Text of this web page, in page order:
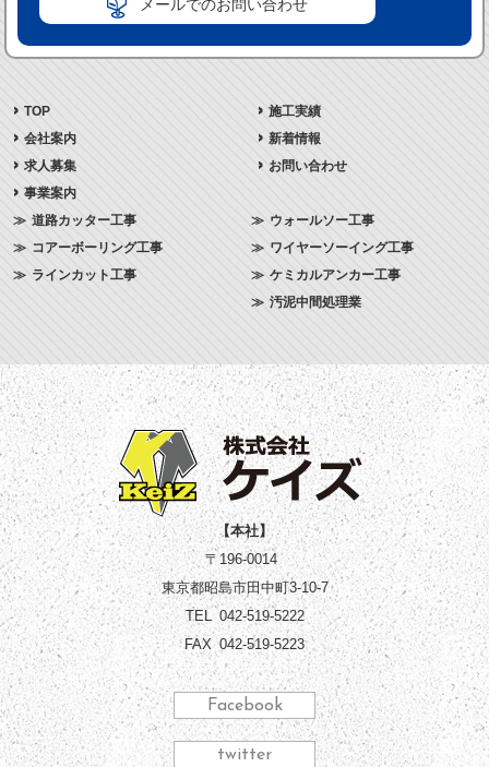
メールでのお問い合わせ
TOP
施工実績
会社案内
新着情報
事業案内
道路カッター工事
コアーボーリング工事
ラインカット工事
ウォールソー工事
ワイヤーソーイング工事
ケミカルアンカー工事
汚泥中間処理業
求人募集 お問い合わせ
【本社】
〒196-0014
東京都昭島市田中町3-10-7
TEL042-519-5222
FAX042-519-5223
Facebook
twitter